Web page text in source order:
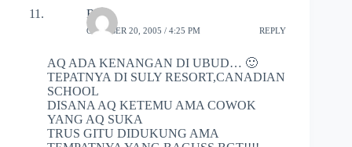
RIA
OCTOBER 20, 2005 / 4:25 PM REPLY
AQ ADA KENANGAN DI UBUD… 🙂
TEPATNYA DI SULY RESORT,CANADIAN
SCHOOL
DISANA AQ KETEMU AMA COWOK
YANG AQ SUKA
TRUS GITU DIDUKUNG AMA